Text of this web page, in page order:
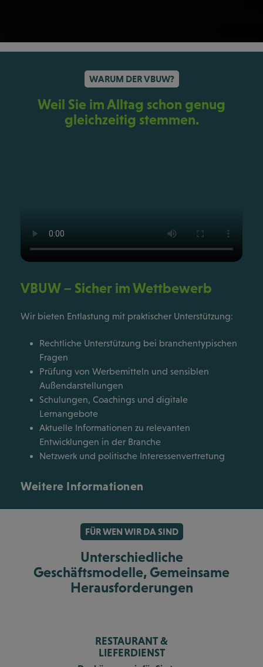
WARUM DER VBUW?
Weil Sie im Alltag schon genug
gleichzeitig stemmen.
VBUW – Sicher im Wettbewerb
Wir bieten Entlastung mit praktischer Unterstützung:
Rechtliche Unterstützung bei branchentypischen
Fragen
Prüfung von Werbemitteln und sensiblen
Außendarstellungen
Schulungen, Coachings und digitale
Lernangebote
Aktuelle Informationen zu relevanten
Entwicklungen in der Branche
Netzwerk und politische Interessenvertretung
Weitere Informationen
FÜR WEN WIR DA SIND
Unterschiedliche
Geschäftsmodelle, Gemeinsame
Herausforderungen
RESTAURANT &
LIEFERDIENST